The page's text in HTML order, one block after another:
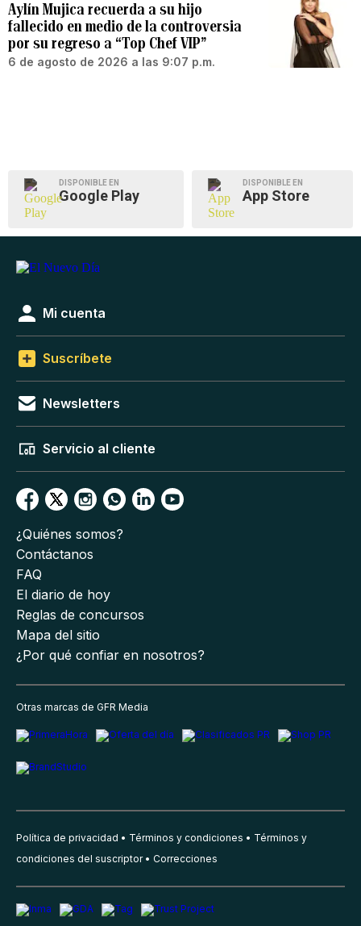
Aylín Mujica recuerda a su hijo
fallecido en medio de la controversia
por su regreso a “Top Chef VIP”
6 de agosto de 2026 a las 9:07 p.m.
DISPONIBLE EN
Google Play
DISPONIBLE EN
App Store
Mi cuenta
Suscríbete
Newsletters
Servicio al cliente
¿Quiénes somos?
Contáctanos
FAQ
El diario de hoy
Reglas de concursos
Mapa del sitio
¿Por qué confiar en nosotros?
Otras marcas de GFR Media
Política de privacidad Términos y condiciones
Términos y
condiciones del suscriptor
Correcciones